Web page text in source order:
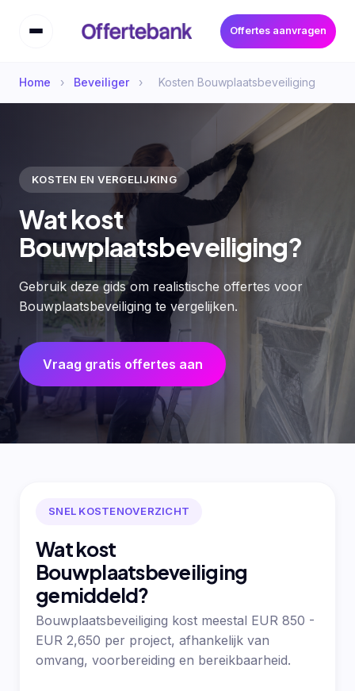
Offertes aanvragen
Home › Beveiliger › Kosten Bouwplaatsbeveiliging
KOSTEN EN VERGELIJKING
Wat kost
Bouwplaatsbeveiliging?
Gebruik deze gids om realistische offertes voor
Bouwplaatsbeveiliging te vergelijken.
Vraag gratis offertes aan
SNEL KOSTENOVERZICHT
Wat kost
Bouwplaatsbeveiliging
gemiddeld?
Bouwplaatsbeveiliging kost meestal EUR 850 -
EUR 2,650 per project, afhankelijk van
omvang, voorbereiding en bereikbaarheid.